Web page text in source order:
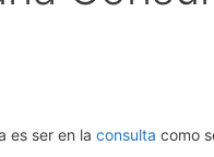
es ser en la consulta como